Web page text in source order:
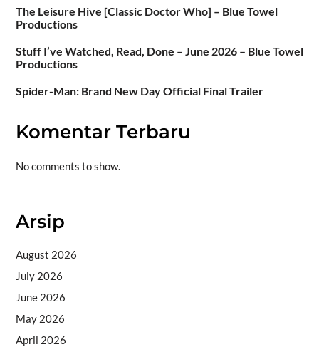
The Leisure Hive [Classic Doctor Who] – Blue Towel
Productions
Stuff I’ve Watched, Read, Done – June 2026 – Blue Towel
Productions
Spider-Man: Brand New Day Official Final Trailer
Komentar Terbaru
No comments to show.
Arsip
August 2026
July 2026
June 2026
May 2026
April 2026